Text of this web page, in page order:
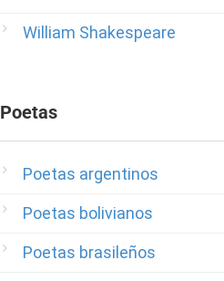
William Shakespeare
Poetas
Poetas argentinos
Poetas bolivianos
Poetas brasileños